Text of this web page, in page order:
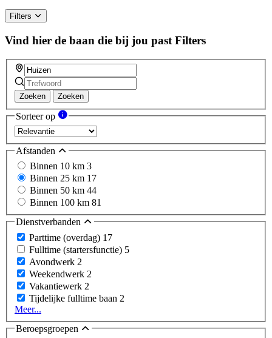
Filters
Vind hier de baan die bij jou past Filters
Zoeken Zoeken
Sorteer op
Afstanden
Binnen 10 km 3
Binnen 25 km 17
Binnen 50 km 44
Binnen 100 km 81
Dienstverbanden
Parttime (overdag) 17
Fulltime (startersfunctie) 5
Avondwerk 2
Weekendwerk 2
Vakantiewerk 2
Tijdelijke fulltime baan 2
Meer...
Beroepsgroepen